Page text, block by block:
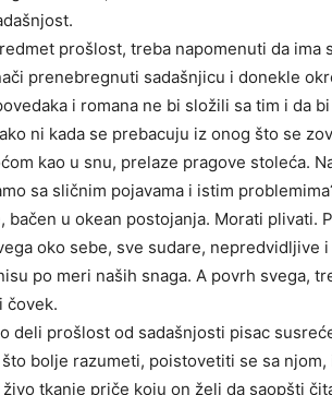
prošlost, treba napomenuti da ima
prenebregnuti sadašnjicu i donekle
i romana ne bi složili sa tim i da
ni kada se prebacuju iz onog što se
kao u snu, prelaze pragove stoleća.
sa sličnim pojavama i istim
u okean postojanja. Morati plivati.
oko sebe, sve sudare, nepredvidljive
po meri naših snaga. A povrh svega,
čovek.
deli prošlost od sadašnjosti pisac
bolje razumeti, poistovetiti se sa njom,
tkanje priče koju on želi da saopšti